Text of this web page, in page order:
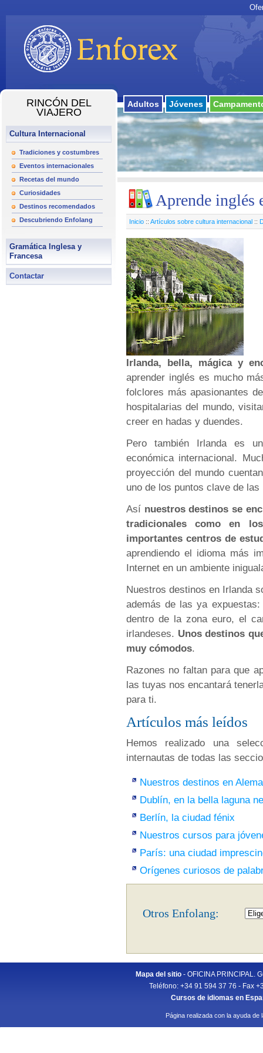
Adultos Jóvenes
RINCÓN DEL
VIAJERO
Cultura Internacional
Tradiciones y costumbres
Eventos internacionales
Recetas del mundo
Curiosidades
Destinos recomendados
Descubriendo Enfolang
Gramática Inglesa y
Francesa
Contactar
Aprende inglés
Inicio :: Artículos sobre cultura internacional ::
Irlanda, bella, mágica y
aprender inglés es mucho
folclores más apasionantes
hospitalarias del mundo,
creer en hadas y duendes.
Pero también Irlanda es
económica internacional.
proyección del mundo
uno de los puntos clave de
Así nuestros destinos se
tradicionales como en
importantes centros de
aprendiendo el idioma más
Internet en un ambiente
Nuestros destinos en Irlanda
además de las ya
dentro de la zona euro, el
irlandeses. Unos destinos
muy cómodos.
Razones no faltan para que
las tuyas nos encantará
para ti.
Artículos más leídos
Hemos realizado una
internautas de todas las
Nuestros destinos en
Dublín, en la bella laguna
Berlín, la ciudad fénix
Nuestros cursos para
París: una ciudad
Orígenes curiosos de
Otros Enfolang:
Mapa del sitio- OFICINA PRINCIPAL.
Teléfono: +34 91 594 37 76 - Fax
Cursos de idiomas en
Página realizada con la ayuda